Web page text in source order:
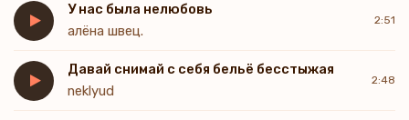
У нас была нелюбовь
алёна швец.
2:51
Давай снимай с себя бельё бесстыжая
neklyud
2:48